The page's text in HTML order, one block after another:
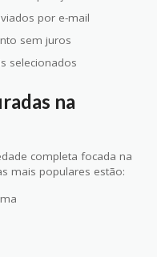
por e-mail
sem juros
selecionados
na
completa focada na
mais populares estão: